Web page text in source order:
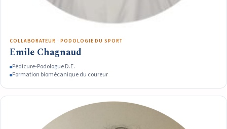
COLLABORATEUR · PODOLOGIE DU SPORT
Emile Chagnaud
Pédicure-Podologue D.E.
Formation biomécanique du coureur